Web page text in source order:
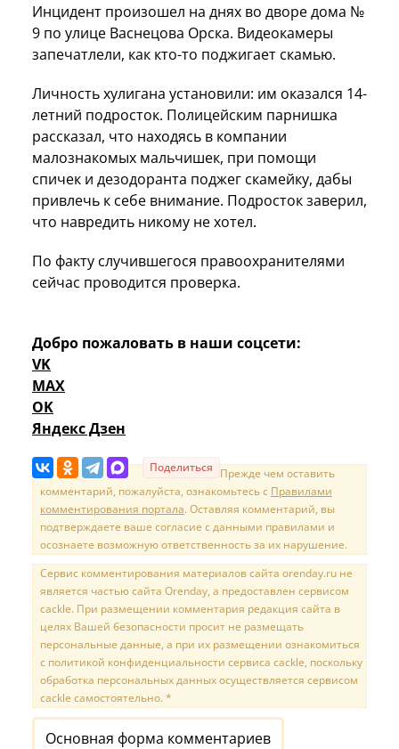
Инцидент произошел на днях во дворе дома №
9 по улице Васнецова Орска. Видеокамеры
запечатлели, как кто-то поджигает скамью.
Личность хулигана установили: им оказался 14-
летний подросток. Полицейским парнишка
рассказал, что находясь в компании
малознакомых мальчишек, при помощи
спичек и дезодоранта поджег скамейку, дабы
привлечь к себе внимание. Подросток заверил,
что навредить никому не хотел.
По факту случившегося правоохранителями
сейчас проводится проверка.
Добро пожаловать в наши соцсети:
VK
MAX
OK
Яндекс Дзен
Поделиться Прежде чем оставить
комментарий, пожалуйста, ознакомьтесь с Правилами
комментирования портала. Оставляя комментарий, вы
подтверждаете ваше согласие с данными правилами и
осознаете возможную ответственность за их нарушение.
Сервис комментирования материалов сайта orenday.ru не
является частью сайта Orenday, а предоставлен сервисом
cackle. При размещении комментария редакция сайта в
целях Вашей безопасности просит не размещать
персональные данные, а при их размещении ознакомиться
с политикой конфиденциальности сервиса cackle, поскольку
обработка персональных данных осуществляется сервисом
cackle самостоятельно. *
Основная форма комментариев